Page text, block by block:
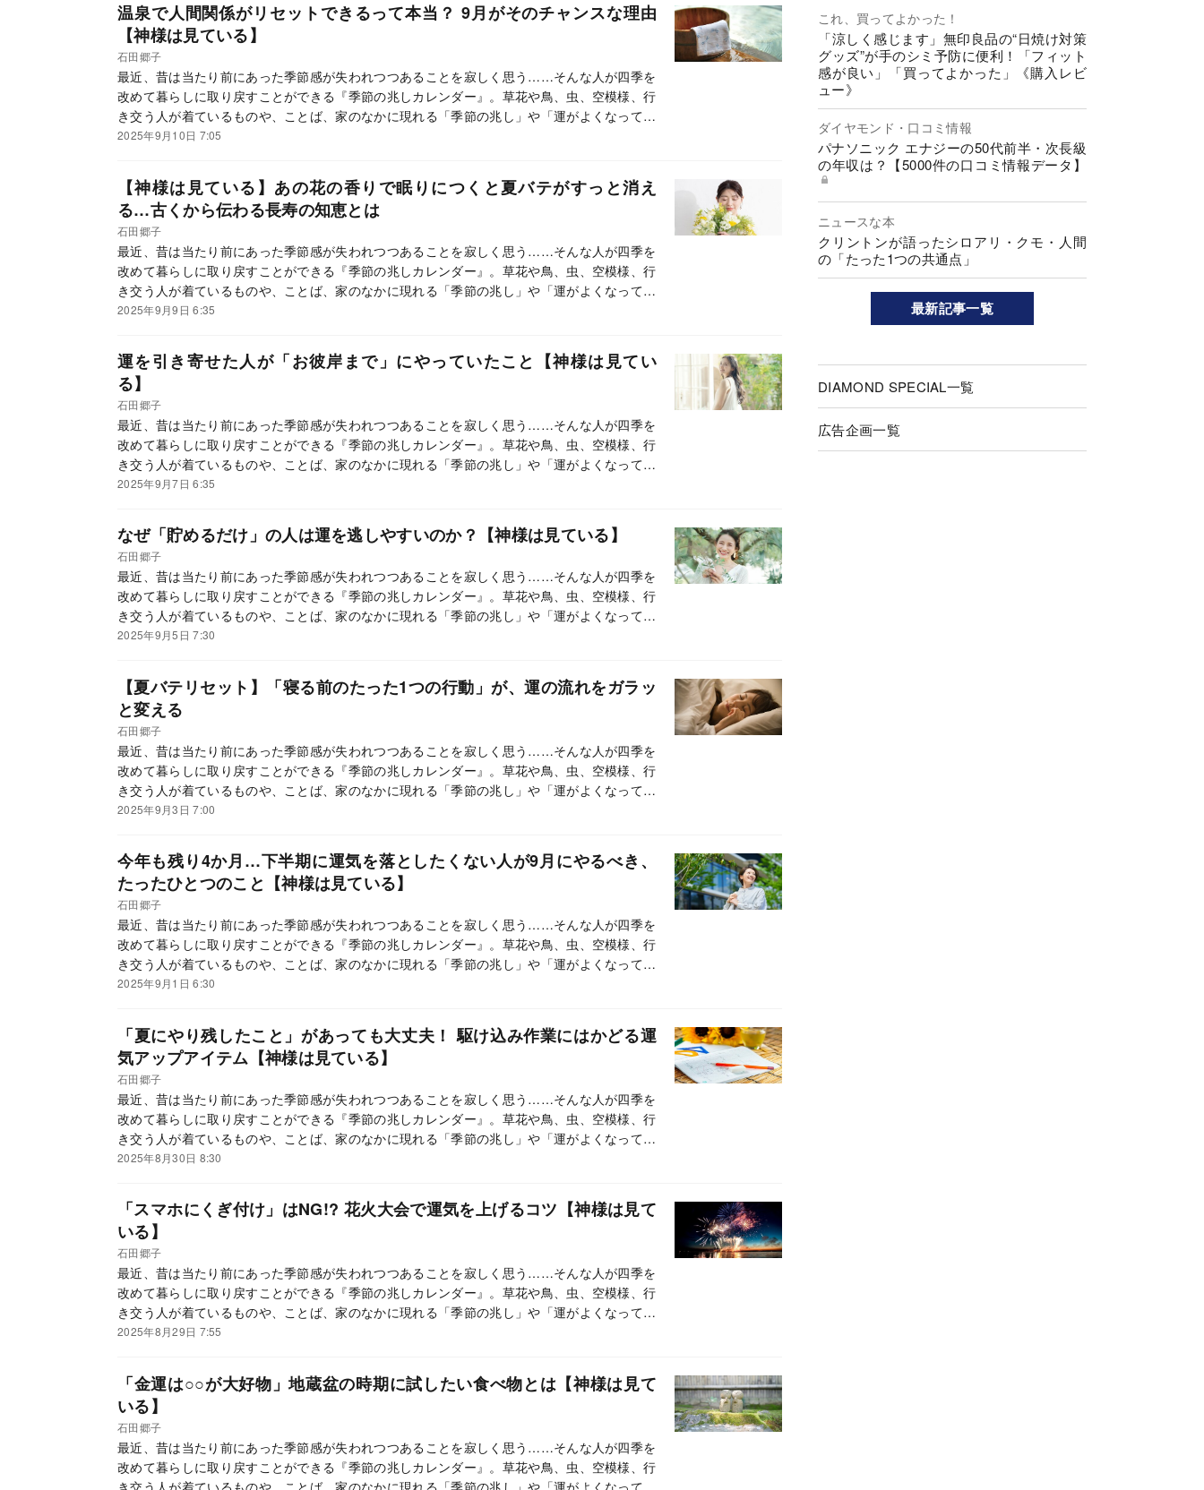
温泉で人間関係がリセットできるって本当？ 9月がそのチャンスな理由
【神様は見ている】
石田郷子
最近、昔は当たり前にあった季節感が失われつつあることを寂しく思う……そんな人が四季を
改めて暮らしに取り戻すことができる『季節の兆しカレンダー』。草花や鳥、虫、空模様、行
き交う人が着ているものや、ことば、家のなかに現れる「季節の兆し」や「運がよくなってき
ているサイン」、を、二十四節気、七十二候に沿って、紹介しています。この連載では、とく
2025年9月10日 7:05
【神様は見ている】あの花の香りで眠りにつくと夏バテがすっと消え
る…古くから伝わる長寿の知恵とは
石田郷子
最近、昔は当たり前にあった季節感が失われつつあることを寂しく思う……そんな人が四季を
改めて暮らしに取り戻すことができる『季節の兆しカレンダー』。草花や鳥、虫、空模様、行
き交う人が着ているものや、ことば、家のなかに現れる「季節の兆し」や「運がよくなってき
ているサイン」、を、二十四節気、七十二候に沿って、紹介しています。この連載では、とく
2025年9月9日 6:35
運を引き寄せた人が「お彼岸まで」にやっていたこと【神様は見てい
る】
石田郷子
最近、昔は当たり前にあった季節感が失われつつあることを寂しく思う……そんな人が四季を
改めて暮らしに取り戻すことができる『季節の兆しカレンダー』。草花や鳥、虫、空模様、行
き交う人が着ているものや、ことば、家のなかに現れる「季節の兆し」や「運がよくなってき
ているサイン」、を、二十四節気、七十二候に沿って、紹介しています。この連載では、とく
2025年9月7日 6:35
なぜ「貯めるだけ」の人は運を逃しやすいのか？【神様は見ている】
石田郷子
最近、昔は当たり前にあった季節感が失われつつあることを寂しく思う……そんな人が四季を
改めて暮らしに取り戻すことができる『季節の兆しカレンダー』。草花や鳥、虫、空模様、行
き交う人が着ているものや、ことば、家のなかに現れる「季節の兆し」や「運がよくなってき
ているサイン」、を、二十四節気、七十二候に沿って、紹介しています。この連載では、とく
2025年9月5日 7:30
【夏バテリセット】「寝る前のたった1つの行動」が、運の流れをガラッ
と変える
石田郷子
最近、昔は当たり前にあった季節感が失われつつあることを寂しく思う……そんな人が四季を
改めて暮らしに取り戻すことができる『季節の兆しカレンダー』。草花や鳥、虫、空模様、行
き交う人が着ているものや、ことば、家のなかに現れる「季節の兆し」や「運がよくなってき
ているサイン」、を、二十四節気、七十二候に沿って、紹介しています。この連載では、とく
2025年9月3日 7:00
今年も残り4か月…下半期に運気を落としたくない人が9月にやるべき、
たったひとつのこと【神様は見ている】
石田郷子
最近、昔は当たり前にあった季節感が失われつつあることを寂しく思う……そんな人が四季を
改めて暮らしに取り戻すことができる『季節の兆しカレンダー』。草花や鳥、虫、空模様、行
き交う人が着ているものや、ことば、家のなかに現れる「季節の兆し」や「運がよくなってき
ているサイン」、を、二十四節気、七十二候に沿って、紹介しています。この連載では、とく
2025年9月1日 6:30
「夏にやり残したこと」があっても大丈夫！ 駆け込み作業にはかどる運
気アップアイテム【神様は見ている】
石田郷子
最近、昔は当たり前にあった季節感が失われつつあることを寂しく思う……そんな人が四季を
改めて暮らしに取り戻すことができる『季節の兆しカレンダー』。草花や鳥、虫、空模様、行
き交う人が着ているものや、ことば、家のなかに現れる「季節の兆し」や「運がよくなってき
ているサイン」、を、二十四節気、七十二候に沿って、紹介しています。この連載では、とく
2025年8月30日 8:30
「スマホにくぎ付け」はNG!? 花火大会で運気を上げるコツ【神様は見て
いる】
石田郷子
最近、昔は当たり前にあった季節感が失われつつあることを寂しく思う……そんな人が四季を
改めて暮らしに取り戻すことができる『季節の兆しカレンダー』。草花や鳥、虫、空模様、行
き交う人が着ているものや、ことば、家のなかに現れる「季節の兆し」や「運がよくなってき
ているサイン」、を、二十四節気、七十二候に沿って、紹介しています。この連載では、とく
2025年8月29日 7:55
「金運は○○が大好物」地蔵盆の時期に試したい食べ物とは【神様は見て
いる】
石田郷子
最近、昔は当たり前にあった季節感が失われつつあることを寂しく思う……そんな人が四季を
改めて暮らしに取り戻すことができる『季節の兆しカレンダー』。草花や鳥、虫、空模様、行
き交う人が着ているものや、ことば、家のなかに現れる「季節の兆し」や「運がよくなってき
これ、買ってよかった！
「涼しく感じます」無印良品の“日焼け対策
グッズ”が手のシミ予防に便利！「フィット
感が良い」「買ってよかった」《購入レビ
ュー》
ダイヤモンド・口コミ情報
パナソニック エナジーの50代前半・次長級
の年収は？【5000件の口コミ情報データ】
ニュースな本
クリントンが語ったシロアリ・クモ・人間
の「たった1つの共通点」
最新記事一覧
DIAMOND SPECIAL一覧
広告企画一覧